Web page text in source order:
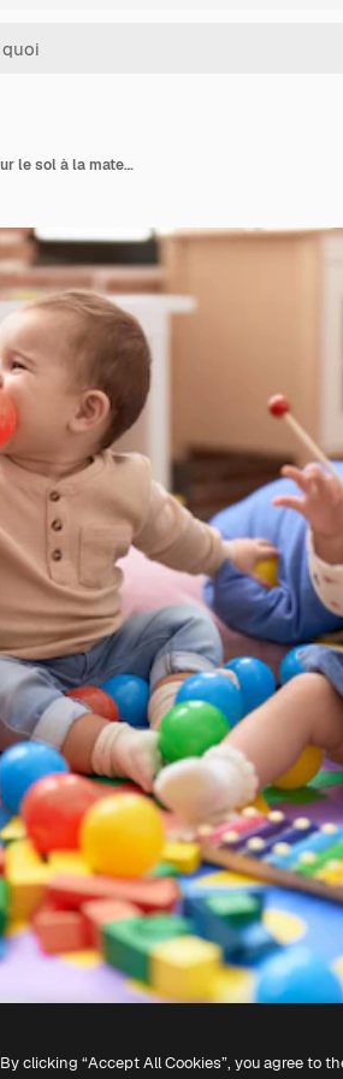
Deux bambins jouant avec des boules et xylophone assis sur le sol à la maternelle
By clicking “Accept All Cookies”, you agree to